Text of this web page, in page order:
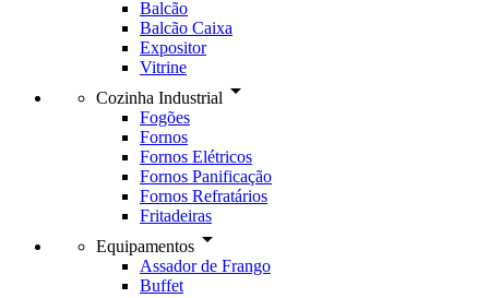
Balcão
Balcão Caixa
Expositor
Vitrine
Cozinha Industrial arrow_drop_down
Fogões
Fornos
Fornos Elétricos
Fornos Panificação
Fornos Refratários
Fritadeiras
Equipamentos arrow_drop_down
Assador de Frango
Buffet